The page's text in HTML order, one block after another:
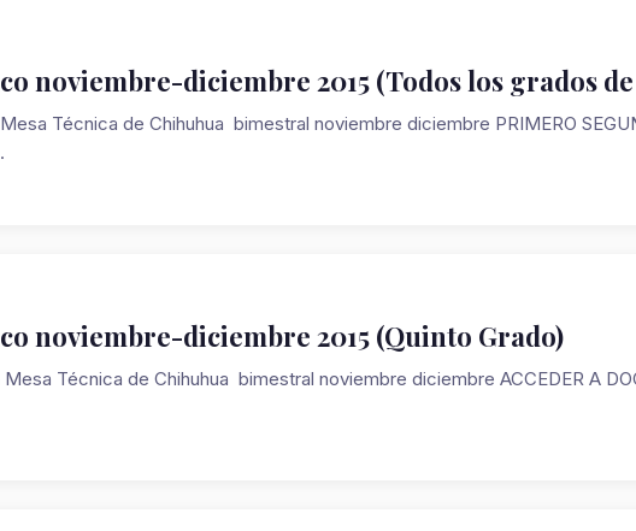
noviembre-diciembre 2015 (Todos los grados
Técnica de Chihuhua bimestral noviembre diciembre PRIMERO
noviembre-diciembre 2015 (Quinto Grado)
Técnica de Chihuhua bimestral noviembre diciembre ACCEDER A